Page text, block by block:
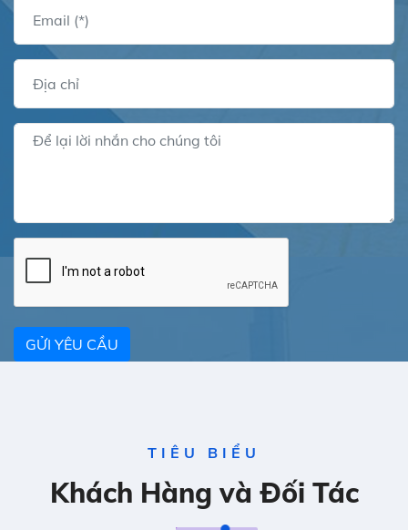
GỬI YÊU CẦU
TIÊU BIỂU
Khách Hàng và Đối Tác